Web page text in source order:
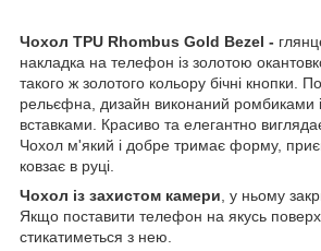
Чохол TPU Rhombus Gold Bezel -
накладка на телефон із золотою
такого ж золотого кольору бічні кнопки.
рельєфна, дизайн виконаний ромбиками
вставками. Красиво та елегантно
Чохол м'який і добре тримає форму,
ковзає в руці.
Чохол із захистом камери, у ньому
Якщо поставити телефон на якусь
стикатиметься з нею.